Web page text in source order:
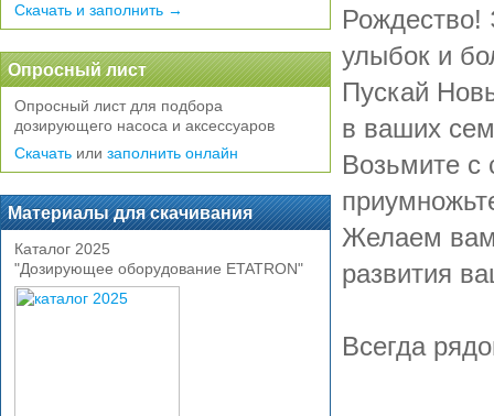
Рождество!
улыбок и
Пускай
в ваших
Возьмите с
Желаем вам
развития
Всегда
Скачать и заполнить →
Опросный лист
Опросный лист для подбора
дозирующего насоса и аксессуаров
Скачать или заполнить онлайн
Материалы для скачивания
Каталог 2025
"Дозирующее оборудование ETATRON"